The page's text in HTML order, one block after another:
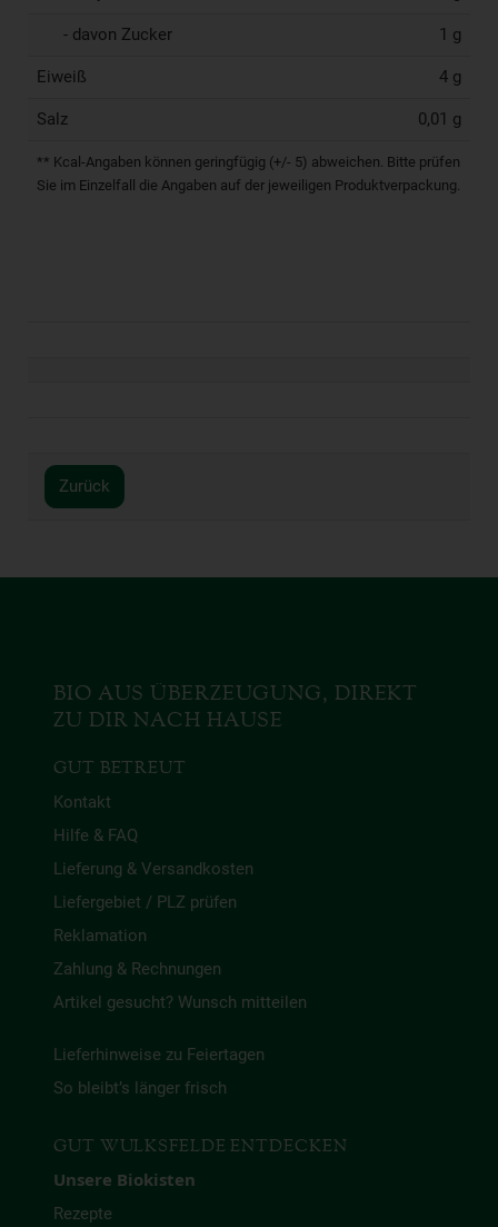
- davon Zucker 1 g
Eiweiß 4 g
Salz 0,01 g
** Kcal-Angaben können geringfügig (+/- 5) abweichen. Bitte prüfen
Sie im Einzelfall die Angaben auf der jeweiligen Produktverpackung.
Zurück
BIO AUS ÜBERZEUGUNG, DIREKT
ZU DIR NACH HAUSE
GUT BETREUT
Kontakt
Hilfe & FAQ
Lieferung & Versandkosten
Liefergebiet / PLZ prüfen
Reklamation
Zahlung & Rechnungen
Artikel gesucht? Wunsch mitteilen
Lieferhinweise zu Feiertagen
So bleibt’s länger frisch
GUT WULKSFELDE ENTDECKEN
Unsere Biokisten
Rezepte